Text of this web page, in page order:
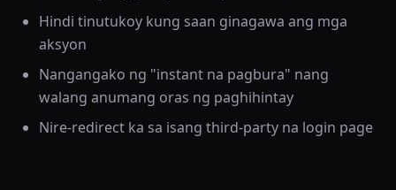
Hindi tinutukoy kung saan ginagawa ang mga
aksyon
Nangangako ng "instant na pagbura" nang
walang anumang oras ng paghihintay
Nire-redirect ka sa isang third-party na login page